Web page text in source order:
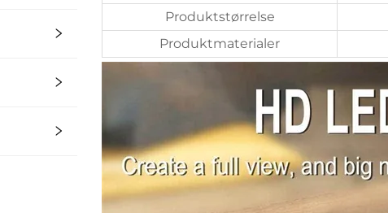
Produktstørrelse
Produktmaterialer